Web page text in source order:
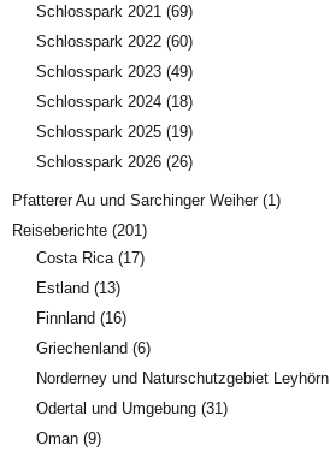
Schlosspark 2021 (69)
Schlosspark 2022 (60)
Schlosspark 2023 (49)
Schlosspark 2024 (18)
Schlosspark 2025 (19)
Schlosspark 2026 (26)
Pfatterer Au und Sarchinger Weiher(1)
Reiseberichte (201)
Costa Rica (17)
Estland (13)
Finnland (16)
Griechenland (6)
Norderney und Naturschutzgebiet Leyhörn
Odertal und Umgebung (31)
Oman (9)